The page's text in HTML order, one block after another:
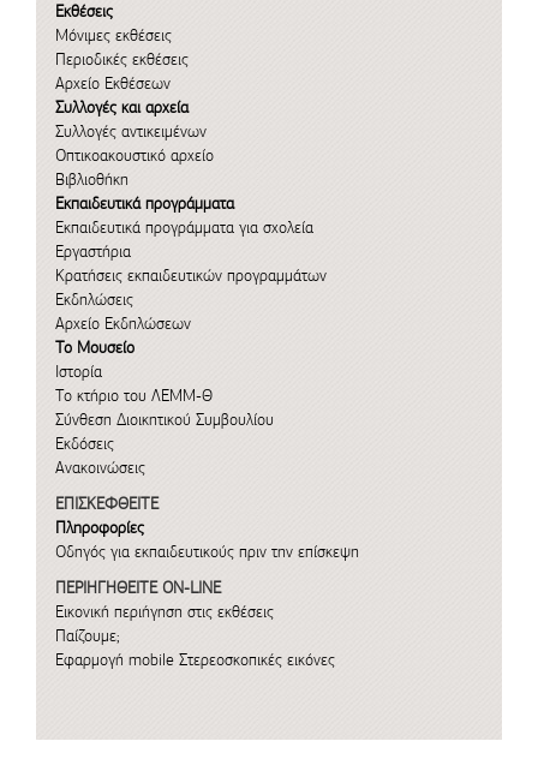
Εκθέσεις
Μόνιμες εκθέσεις
Περιοδικές εκθέσεις
Αρχείο Εκθέσεων
Συλλογές και αρχεία
Συλλογές αντικειμένων
Οπτικοακουστικό αρχείο
Βιβλιοθήκη
Εκπαιδευτικά προγράμματα
Εκπαιδευτικά προγράμματα για σχολεία
Εργαστήρια
Κρατήσεις εκπαιδευτικών προγραμμάτων
Εκδηλώσεις
Αρχείο Εκδηλώσεων
Το Μουσείο
Ιστορία
Το κτήριο του ΛΕΜΜ-Θ
Σύνθεση Διοικητικού Συμβουλίου
Εκδόσεις
Ανακοινώσεις
ΕΠΙΣΚΕΦΘΕΙΤΕ
Πληροφορίες
Οδηγός για εκπαιδευτικούς πριν την επίσκεψη
ΠΕΡΙΗΓΗΘΕΙΤΕ ON-LINE
Εικονική περιήγηση στις εκθέσεις
Παίζουμε;
Εφαρμογή mobile Στερεοσκοπικές εικόνες